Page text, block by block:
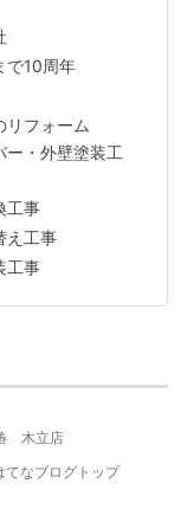
会が無くあまり
く美味しく感じ
を頂きました。
なのですが、今
で10周年
リフォーム
ー・外壁塗装工
工事
え工事
工事
木立店
てなブログトップ